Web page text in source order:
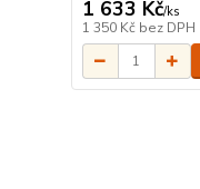
1 633 Kč/ks
1 350 Kč bez DPH